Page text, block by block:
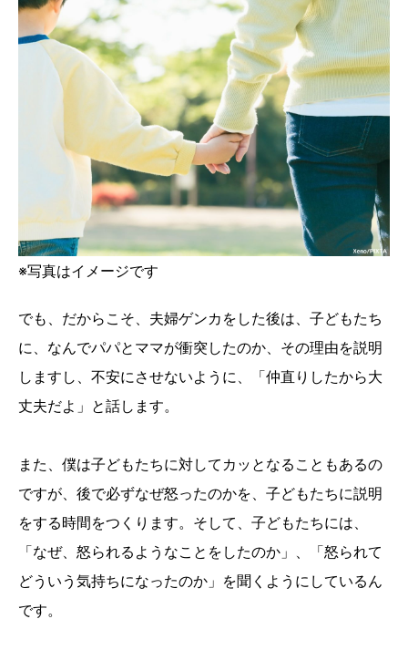
※写真はイメージです
でも、だからこそ、夫婦ゲンカをした後は、子どもたち
に、なんでパパとママが衝突したのか、その理由を説明
しますし、不安にさせないように、「仲直りしたから大
丈夫だよ」と話します。
また、僕は子どもたちに対してカッとなることもあるの
ですが、後で必ずなぜ怒ったのかを、子どもたちに説明
をする時間をつくります。そして、子どもたちには、
「なぜ、怒られるようなことをしたのか」、「怒られて
どういう気持ちになったのか」を聞くようにしているん
です。